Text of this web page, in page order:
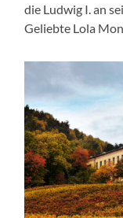
die Ludwig I. an
Geliebte Lola